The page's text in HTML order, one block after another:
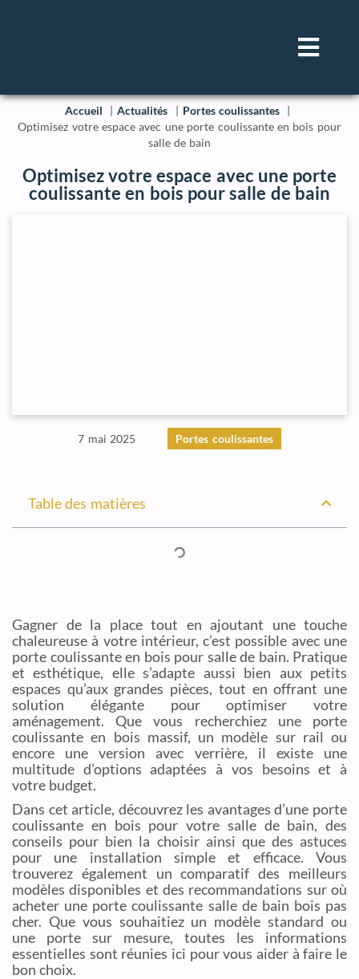
Accueil Actualités
Portes coulissantes
Optimisez votre espace avec une porte coulissante en bois pour
salle de bain
Optimisez votre espace avec une porte
coulissante en bois pour salle de bain
7 mai 2025 Portes coulissantes
Table des matières
Gagner de la place tout en ajoutant une touche
chaleureuse à votre intérieur, c’est possible avec une
porte coulissante en bois pour salle de bain. Pratique
et esthétique, elle s’adapte aussi bien aux petits
espaces qu’aux grandes pièces, tout en offrant une
solution élégante pour optimiser votre
aménagement. Que vous recherchiez une porte
coulissante en bois massif, un modèle sur rail ou
encore une version avec verrière, il existe une
multitude d’options adaptées à vos besoins et à
votre budget.
Dans cet article, découvrez les avantages d’une porte
coulissante en bois pour votre salle de bain, des
conseils pour bien la choisir ainsi que des astuces
pour une installation simple et efficace. Vous
trouverez également un comparatif des meilleurs
modèles disponibles et des recommandations sur où
acheter une porte coulissante salle de bain bois pas
cher. Que vous souhaitiez un modèle standard ou
une porte sur mesure, toutes les informations
essentielles sont réunies ici pour vous aider à faire le
bon choix.